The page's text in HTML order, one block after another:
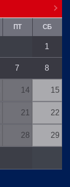
ПТ СБ
1
7 8
14 15
21 22
28 29